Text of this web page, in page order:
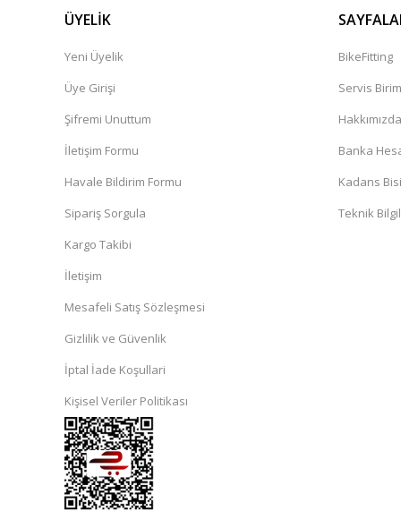
ÜYELİK
Yeni Üyelik
Üye Girişi
Şifremi Unuttum
İletişim Formu
Havale Bildirim Formu
Sipariş Sorgula
Kargo Takibi
İletişim
Mesafeli Satış Sözleşmesi
Gizlilik ve Güvenlik
İptal İade Koşullari
Kişisel Veriler Politikası
BikeFitting
Servis
Hakkımızda
Banka
Kadans
Teknik